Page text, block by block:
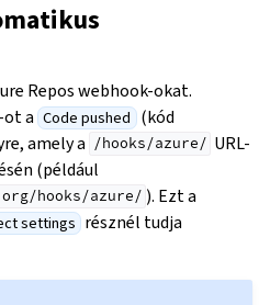
Repos webhook-okat.
ot a Code pushed (kód
amely a /hooks/azure/ URL-
(például
hooks/azure/ ). Ezt a
settings résznél tudja